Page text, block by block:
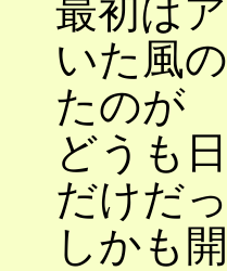
最初は
いた風
たのが
どうも
だけだ
しかも